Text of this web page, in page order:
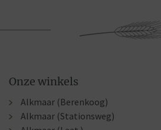
Onze winkels
Alkmaar (Berenkoog)
Alkmaar (Stationsweg)